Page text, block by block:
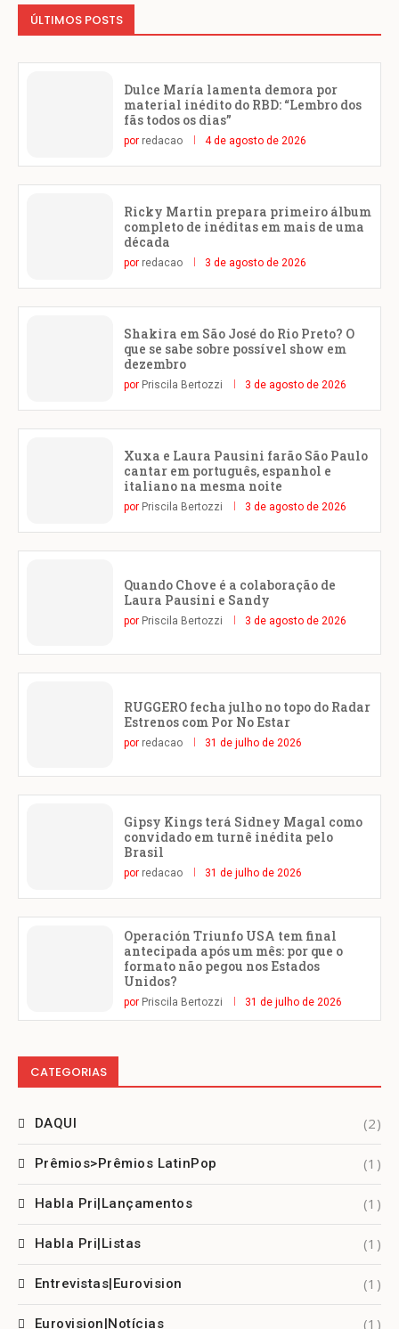
ÚLTIMOS POSTS
Dulce María lamenta demora por
material inédito do RBD: “Lembro dos
fãs todos os dias”
por redacao 4 de agosto de 2026
Ricky Martin prepara primeiro álbum
completo de inéditas em mais de uma
década
por redacao 3 de agosto de 2026
Shakira em São José do Rio Preto? O
que se sabe sobre possível show em
dezembro
por Priscila Bertozzi 3 de agosto de 2026
Xuxa e Laura Pausini farão São Paulo
cantar em português, espanhol e
italiano na mesma noite
por Priscila Bertozzi 3 de agosto de 2026
Quando Chove é a colaboração de
Laura Pausini e Sandy
por Priscila Bertozzi 3 de agosto de 2026
RUGGERO fecha julho no topo do Radar
Estrenos com Por No Estar
por redacao 31 de julho de 2026
Gipsy Kings terá Sidney Magal como
convidado em turnê inédita pelo
Brasil
por redacao 31 de julho de 2026
Operación Triunfo USA tem final
antecipada após um mês: por que o
formato não pegou nos Estados
Unidos?
por Priscila Bertozzi 31 de julho de 2026
CATEGORIAS
DAQUI (2)
Prêmios>Prêmios LatinPop (1)
Habla Pri|Lançamentos (1)
Habla Pri|Listas (1)
Entrevistas|Eurovision (1)
Eurovision|Notícias (1)